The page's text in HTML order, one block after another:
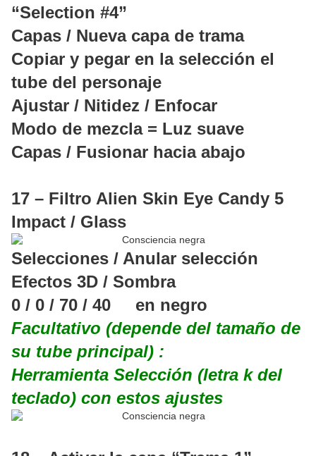
“Selection #4”
Capas / Nueva capa de trama
Copiar y pegar en la selección el
tube del personaje
Ajustar / Nitidez / Enfocar
Modo de mezcla = Luz suave
Capas / Fusionar hacia abajo
17 – Filtro Alien Skin Eye Candy 5
Impact / Glass
Selecciones / Anular selección
Efectos 3D / Sombra
0 / 0 / 70 / 40 en negro
Facultativo (depende del tamaño de
su tube principal) :
Herramienta Selección (letra k del
teclado) con estos ajustes